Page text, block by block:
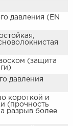
давления (EN
(защита
давления
короткой и
(прочность
разрыв более